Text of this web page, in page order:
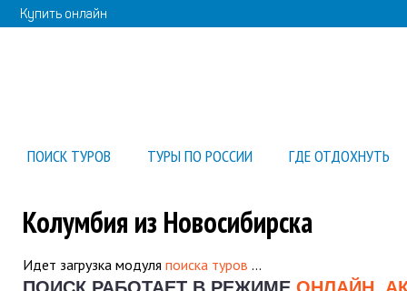
Купить онлайн
ПОИСК ТУРОВ ТУРЫ ПО РОССИИ ГДЕ ОТДОХНУТЬ
Колумбия из Новосибирска
Идет загрузка модуля поиска туров …